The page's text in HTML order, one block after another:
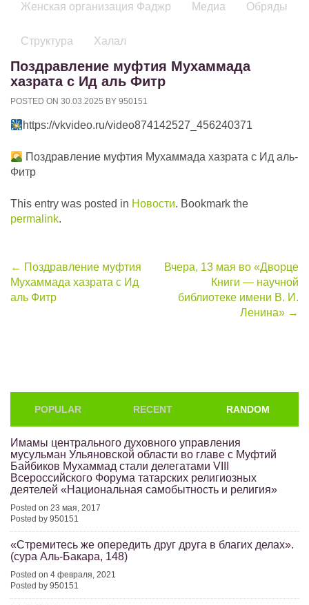
Женская организация Фаджр Медиа Обряды
Структура Халал
Поздравление муфтия Мухаммада
хазрата с Ид аль Фитр
POSTED ON 30.03.2025 BY 950151
https://vkvideo.ru/video874142527_456240371
Поздравление муфтия Мухаммада хазрата с Ид аль-
Фитр
This entry was posted in Новости. Bookmark the
permalink.
Post
navigation
← Поздравление муфтия
Мухаммада хазрата с Ид
аль Фитр
Вчера, 13 мая во «Дворце
Книги — научной
библиотеке имени В. И.
Ленина» →
POPULAR RECENT RANDOM
Имамы центрального духовного управления
мусульман Ульяновской области во главе с Муфтий
Байбиков Мухаммад стали делегатами VIII
Всероссийского Форума татарских религиозных
деятелей «Национальная самобытность и религия»
Posted on 23 мая, 2017
Posted by 950151
«Стремитесь же опередить друг друга в благих делах».
(сура Аль-Бакара, 148)
Posted on 4 февраля, 2021
Posted by 950151